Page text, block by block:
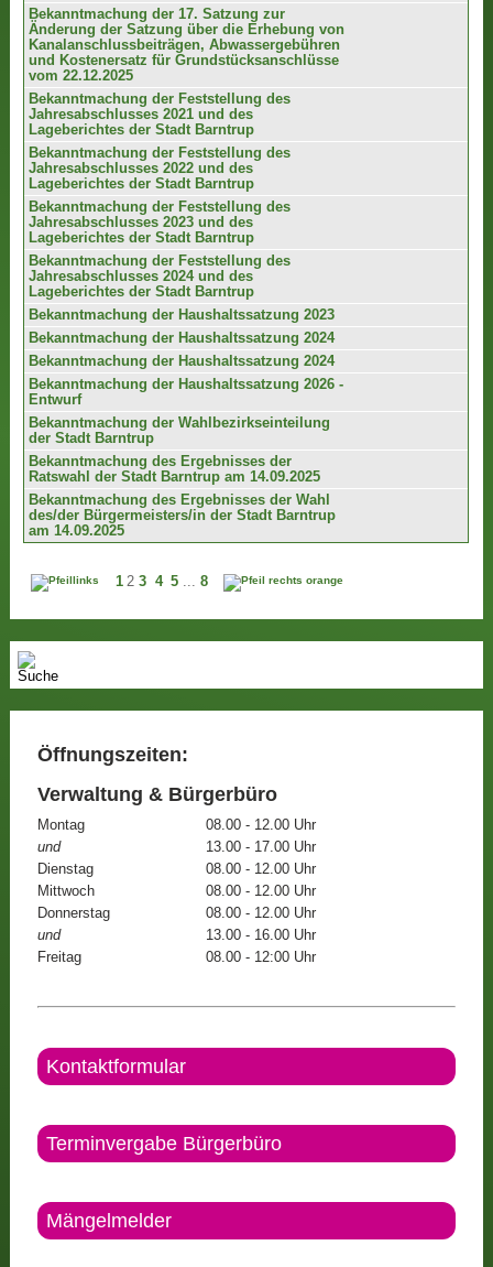
Bekanntmachung der 17. Satzung zur
Änderung der Satzung über die Erhebung von
Kanalanschlussbeiträgen, Abwassergebühren
und Kostenersatz für Grundstücksanschlüsse
vom 22.12.2025
Bekanntmachung der Feststellung des
Jahresabschlusses 2021 und des
Lageberichtes der Stadt Barntrup
Bekanntmachung der Feststellung des
Jahresabschlusses 2022 und des
Lageberichtes der Stadt Barntrup
Bekanntmachung der Feststellung des
Jahresabschlusses 2023 und des
Lageberichtes der Stadt Barntrup
Bekanntmachung der Feststellung des
Jahresabschlusses 2024 und des
Lageberichtes der Stadt Barntrup
Bekanntmachung der Haushaltssatzung 2023
Bekanntmachung der Haushaltssatzung 2024
Bekanntmachung der Haushaltssatzung 2024
Bekanntmachung der Haushaltssatzung 2026 -
Entwurf
Bekanntmachung der Wahlbezirkseinteilung
der Stadt Barntrup
Bekanntmachung des Ergebnisses der
Ratswahl der Stadt Barntrup am 14.09.2025
Bekanntmachung des Ergebnisses der Wahl
des/der Bürgermeisters/in der Stadt Barntrup
am 14.09.2025
1 2 3 4 5 ... 8
Öffnungszeiten:
Verwaltung & Bürgerbüro
Montag
08.00 - 12.00 Uhr
und
13.00 - 17.00 Uhr
Dienstag
08.00 - 12.00 Uhr
Mittwoch
08.00 - 12.00 Uhr
Donnerstag
08.00 - 12.00 Uhr
und
13.00 - 16.00 Uhr
Freitag
08.00 - 12:00 Uhr
Kontaktformular
Terminvergabe Bürgerbüro
Mängelmelder